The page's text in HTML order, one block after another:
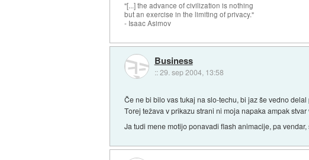
"[...] the advance of civilization is nothing
but an exercise in the limiting of privacy."
- Isaac Asimov
Business
::29. sep 2004, 13:58
Če ne bi bilo vas tukaj na slo-techu, bi jaz še vedno delal
Torej težava v prikazu strani ni moja napaka ampak
Ja tudi mene motijo ponavadi flash animacije, pa